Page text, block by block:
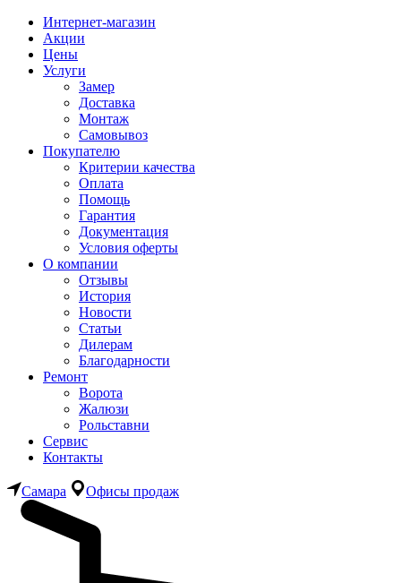
Интернет-магазин
Акции
Цены
Услуги
Замер
Доставка
Монтаж
Самовывоз
Покупателю
Критерии качества
Оплата
Помощь
Гарантия
Документация
Условия оферты
О компании
Отзывы
История
Новости
Статьи
Дилерам
Благодарности
Ремонт
Ворота
Жалюзи
Рольставни
Сервис
Контакты
Самара Офисы продаж